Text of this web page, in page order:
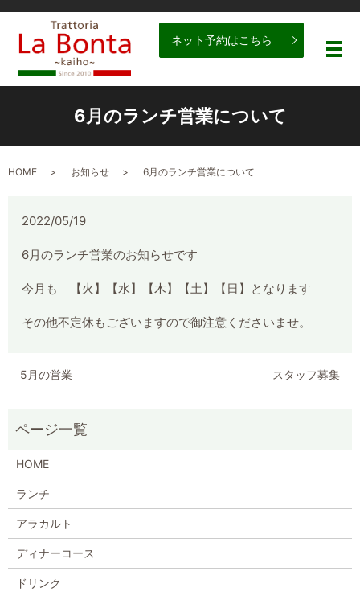
ネット予約はこちら
メ
6月のランチ営業について
HOME お知らせ 6月のランチ営業について
2022/05/19
6月のランチ営業のお知らせです
今月も 【火】【水】【木】【土】【日】となります
その他不定休もございますので御注意くださいませ。
5月の営業 スタッフ募集
HOME
ランチ
アラカルト
ディナーコース
ドリンク